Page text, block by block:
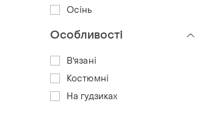
Осінь
Особливості
В'язані
Костюмні
На гудзиках